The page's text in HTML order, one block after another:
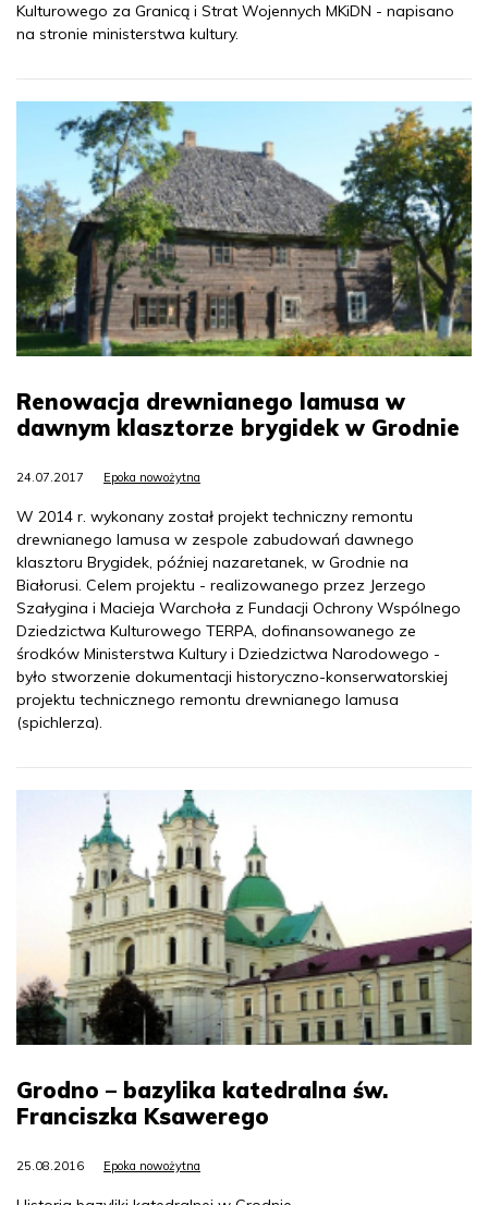
Kulturowego za Granicą i Strat Wojennych MKiDN - napisano
na stronie ministerstwa kultury.
Renowacja drewnianego lamusa w
dawnym klasztorze brygidek w Grodnie
24.07.2017 Epoka nowożytna
W 2014 r. wykonany został projekt techniczny remontu
drewnianego lamusa w zespole zabudowań dawnego
klasztoru Brygidek, później nazaretanek, w Grodnie na
Białorusi. Celem projektu - realizowanego przez Jerzego
Szałygina i Macieja Warchoła z Fundacji Ochrony Wspólnego
Dziedzictwa Kulturowego TERPA, dofinansowanego ze
środków Ministerstwa Kultury i Dziedzictwa Narodowego -
było stworzenie dokumentacji historyczno-konserwatorskiej
projektu technicznego remontu drewnianego lamusa
(spichlerza).
Grodno – bazylika katedralna św.
Franciszka Ksawerego
25.08.2016 Epoka nowożytna